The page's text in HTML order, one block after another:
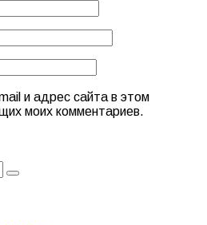
и адрес сайта в этом
моих комментариев.